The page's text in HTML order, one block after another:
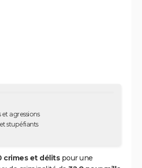
et agressions
stupéfiants
crimes et délitspour une